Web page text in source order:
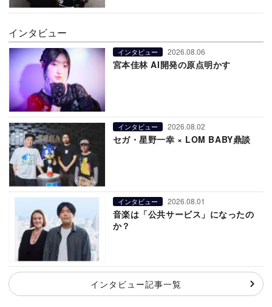
インタビュー
インタビュー 2026.08.06
宮本佳林 AI開発の原点明かす
インタビュー 2026.08.02
セガ・星野一幸 × LOM BABY鼎談
インタビュー 2026.08.01
音楽は「公共サービス」になったの
か？
インタビュー記事一覧